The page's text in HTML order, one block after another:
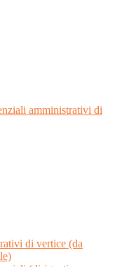
amministrativi di
di vertice (da